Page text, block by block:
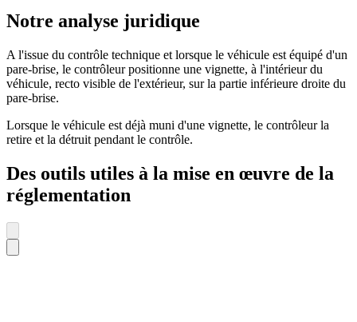
Notre analyse juridique
A l'issue du contrôle technique et lorsque le véhicule est équipé d'un
pare-brise, le contrôleur positionne une vignette, à l'intérieur du
véhicule, recto visible de l'extérieur, sur la partie inférieure droite du
pare-brise.
Lorsque le véhicule est déjà muni d'une vignette, le contrôleur la
retire et la détruit pendant le contrôle.
Des outils utiles à la mise en œuvre de la
réglementation